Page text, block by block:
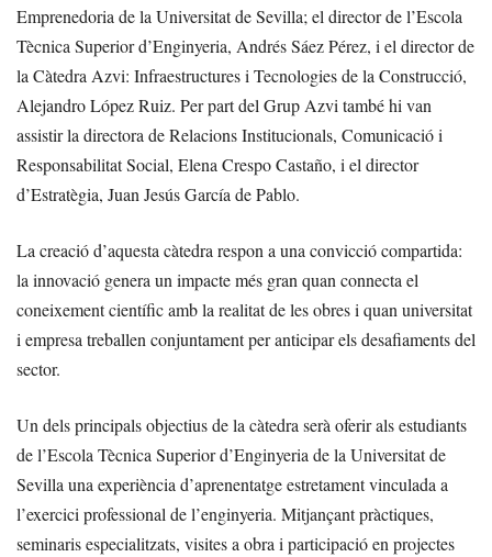
Emprenedoria de la Universitat de Sevilla; el director de l’Escola
Tècnica Superior d’Enginyeria, Andrés Sáez Pérez, i el director de
la Càtedra Azvi: Infraestructures i Tecnologies de la Construcció,
Alejandro López Ruiz. Per part del Grup Azvi també hi van
assistir la directora de Relacions Institucionals, Comunicació i
Responsabilitat Social, Elena Crespo Castaño, i el director
d’Estratègia, Juan Jesús García de Pablo.
La creació d’aquesta càtedra respon a una convicció compartida:
la innovació genera un impacte més gran quan connecta el
coneixement científic amb la realitat de les obres i quan universitat
i empresa treballen conjuntament per anticipar els desafiaments del
sector.
Un dels principals objectius de la càtedra serà oferir als estudiants
de l’Escola Tècnica Superior d’Enginyeria de la Universitat de
Sevilla una experiència d’aprenentatge estretament vinculada a
l’exercici professional de l’enginyeria. Mitjançant pràctiques,
seminaris especialitzats, visites a obra i participació en projectes